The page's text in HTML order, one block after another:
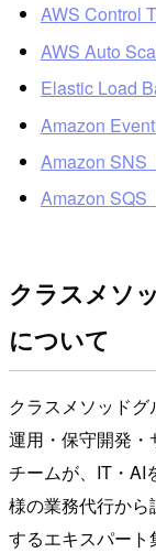
AWS Control
AWS Auto
Elastic Load
Amazon
Amazon SNS
Amazon SQS
クラスメソ
について
クラスメソッドグ
運用・保守開発
チームが、IT・AI
様の業務代行か
するエキスパート